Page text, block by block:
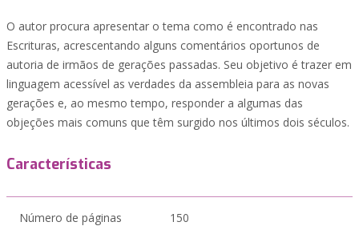
O autor procura apresentar o tema como é encontrado nas
Escrituras, acrescentando alguns comentários oportunos de
autoria de irmãos de gerações passadas. Seu objetivo é trazer em
linguagem acessível as verdades da assembleia para as novas
gerações e, ao mesmo tempo, responder a algumas das
objeções mais comuns que têm surgido nos últimos dois séculos.
Características
Número de páginas 150